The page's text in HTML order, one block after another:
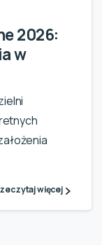
2026:
w
więcej